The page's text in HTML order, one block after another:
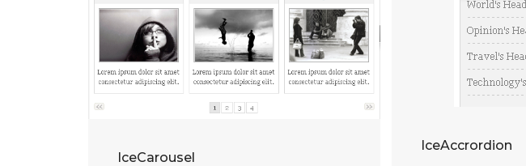
IceCarousel
IceAccrordion